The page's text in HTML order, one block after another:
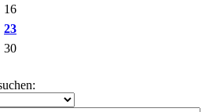
16
23
30